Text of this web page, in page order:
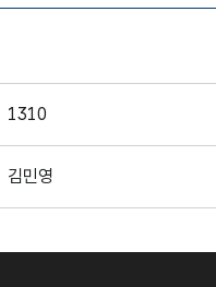
1310
김민영